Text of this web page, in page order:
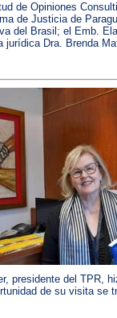
de Opiniones
de Justicia de
del Brasil; el Emb.
jurídica Dra. Brenda
presidente del TPR,
de su visita se